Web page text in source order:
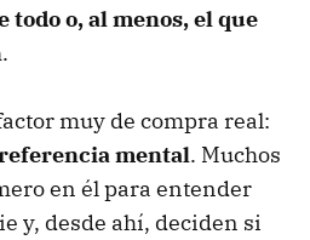
o, al menos, el que
.
muy de compra real:
mental. Muchos
en él para entender
y, desde ahí, deciden si